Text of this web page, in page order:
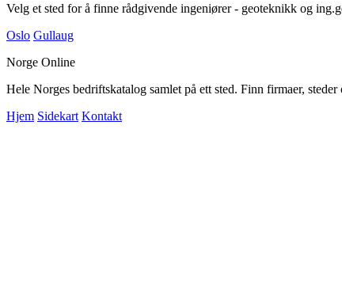
Velg et sted for å finne rådgivende ingeniører - geoteknikk og
Oslo Gullaug
Norge Online
Hele Norges bedriftskatalog samlet på ett sted. Finn firmaer,
Hjem Sidekart Kontakt